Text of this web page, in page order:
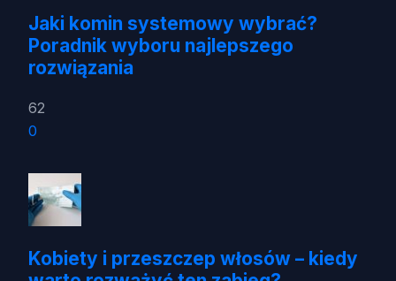
Jaki komin systemowy wybrać?
Poradnik wyboru najlepszego
rozwiązania
62
0
Kobiety i przeszczep włosów – kiedy